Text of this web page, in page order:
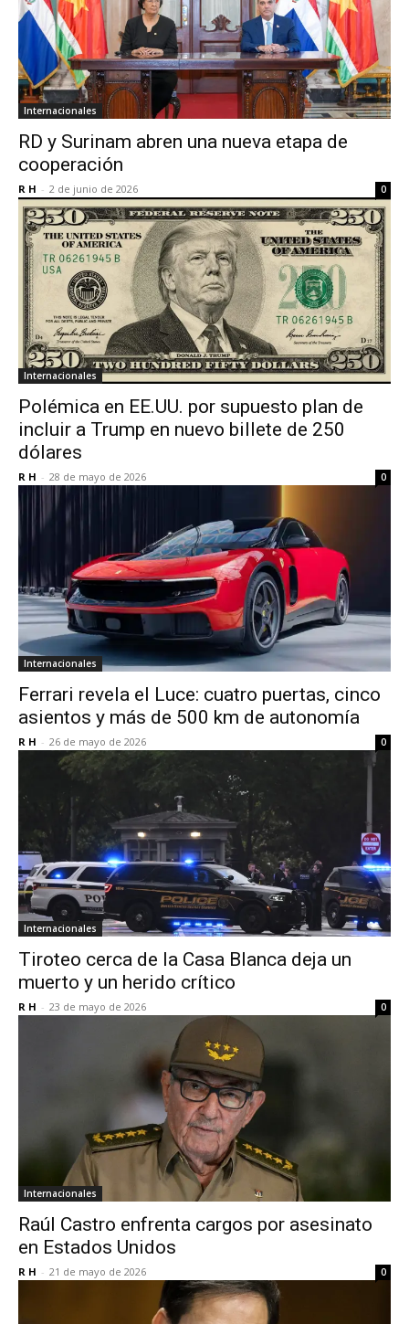
Internacionales
RD y Surinam abren una nueva etapa de
cooperación
R H - 2 de junio de 2026 0
Internacionales
Polémica en EE.UU. por supuesto plan de
incluir a Trump en nuevo billete de 250
dólares
R H - 28 de mayo de 2026 0
Internacionales
Ferrari revela el Luce: cuatro puertas, cinco
asientos y más de 500 km de autonomía
R H - 26 de mayo de 2026 0
Internacionales
Tiroteo cerca de la Casa Blanca deja un
muerto y un herido crítico
R H - 23 de mayo de 2026 0
Internacionales
Raúl Castro enfrenta cargos por asesinato
en Estados Unidos
R H - 21 de mayo de 2026 0